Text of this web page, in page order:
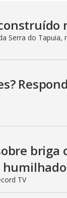
Serra do Tapuia,
briga
TV